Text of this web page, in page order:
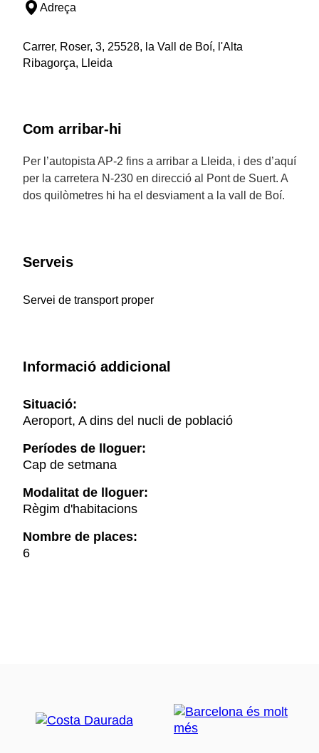
Adreça
Carrer, Roser, 3, 25528, la Vall de Boí, l'Alta
Ribagorça, Lleida
Com arribar-hi
Per l’autopista AP-2 fins a arribar a Lleida, i des d’aquí
per la carretera N-230 en direcció al Pont de Suert. A
dos quilòmetres hi ha el desviament a la vall de Boí.
Serveis
Servei de transport proper
Informació addicional
Situació:
Aeroport, A dins del nucli de població
Períodes de lloguer:
Cap de setmana
Modalitat de lloguer:
Règim d'habitacions
Nombre de places:
6